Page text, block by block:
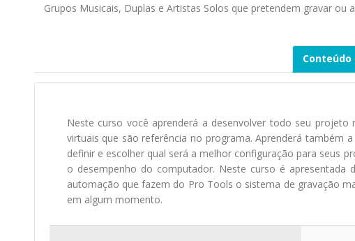
Grupos Musicais, Duplas e Artistas Solos que pretendem gravar
Conteúdo
Neste curso você aprenderá a desenvolver todo seu
virtuais que são referência no programa. Aprenderá também
definir e escolher qual será a melhor configuração para seus
o desempenho do computador. Neste curso é
automação que fazem do Pro Tools o sistema de gravação
em algum momento.